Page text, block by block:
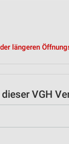
längeren
dieser VGH